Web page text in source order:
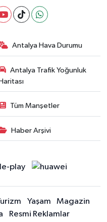
Antalya Hava Durumu
Antalya Trafik Yoğunluk
Haritası
Tüm Manşetler
Haber Arşivi
Yaşam
Magazin
Resmi Reklamlar